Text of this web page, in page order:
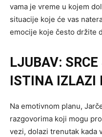
vama je vreme u kojem
situacije koje će vas
emocije koje često držite
LJUBAV:
ISTINA IZLAZI
Na emotivnom planu,
razgovorima koji mogu
vezi, dolazi trenutak kada